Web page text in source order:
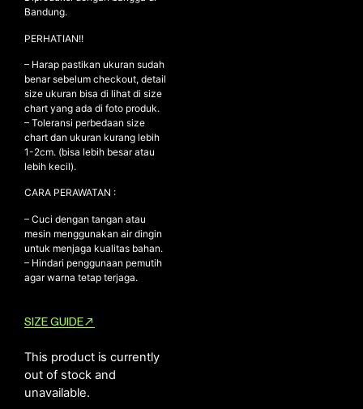
COLLECTIONS
COLLABORATION
SALE
RADIO
YOUTUBE
ABOUT
FAQ
TERMS AND CONDITIONS
CONTACT
Bandung.
PERHATIAN!!
– Harap pastikan ukuran sudah
benar sebelum checkout, detail
size ukuran bisa di lihat di size
chart yang ada di foto produk.
– Toleransi perbedaan size
chart dan ukuran kurang lebih
1-2cm. (bisa lebih besar atau
lebih kecil).
CARA PERAWATAN :
– Cuci dengan tangan atau
mesin menggunakan air dingin
untuk menjaga kualitas bahan.
– Hindari penggunaan pemutih
agar warna tetap terjaga.
SIZE GUIDE
This product is currently
out of stock and
unavailable.